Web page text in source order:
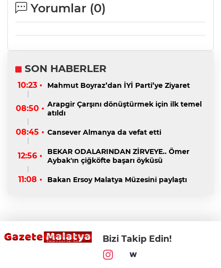
Yorumlar (0)
SON HABERLER
10:23 • Mahmut Boyraz’dan İYİ Parti’ye Ziyaret
08:50 • Arapgir Çarşını dönüştürmek için ilk temel
atıldı
08:45 • Cansever Almanya da vefat etti
12:56 •
BEKAR ODALARINDAN ZİRVEYE.. Ömer
Aybak'ın çiğköfte başarı öyküsü
11:08 • Bakan Ersoy Malatya Müzesini paylaştı
Bizi Takip Edin!